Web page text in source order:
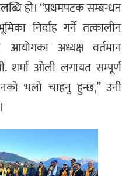
हो। “प्रथमपटक सम्बन्धन
निर्वाह गर्ने तत्कालीन
आयोगका अध्यक्ष वर्तमान
शर्मा ओली लगायत सम्पूर्ण
भलो चाहनु हुन्छ,” उनी